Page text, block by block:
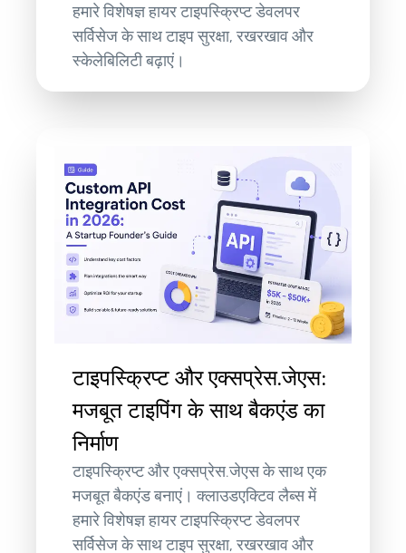
हमारे विशेषज्ञ हायर टाइपस्क्रिप्ट डेवलपर
सर्विसेज के साथ टाइप सुरक्षा, रखरखाव और
स्केलेबिलिटी बढ़ाएं।
टाइपस्क्रिप्ट और एक्सप्रेस.जेएस:
मजबूत टाइपिंग के साथ बैकएंड का
निर्माण
टाइपस्क्रिप्ट और एक्सप्रेस.जेएस के साथ एक
मजबूत बैकएंड बनाएं। क्लाउडएक्टिव लैब्स में
हमारे विशेषज्ञ हायर टाइपस्क्रिप्ट डेवलपर
सर्विसेज के साथ टाइप सुरक्षा, रखरखाव और